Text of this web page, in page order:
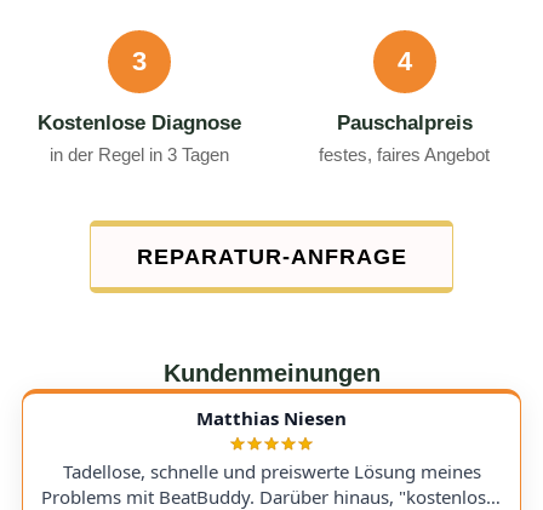
3
Kostenlose Diagnose
in der Regel in 3 Tagen
4
Pauschalpreis
festes, faires Angebot
REPARATUR-ANFRAGE
Kundenmeinungen
Matthias Niesen
Tadellose, schnelle und preiswerte Lösung meines
Problems mit BeatBuddy. Darüber hinaus, "kostenloser